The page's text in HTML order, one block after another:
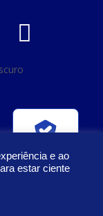
Manufatura e
e ao
estar ciente